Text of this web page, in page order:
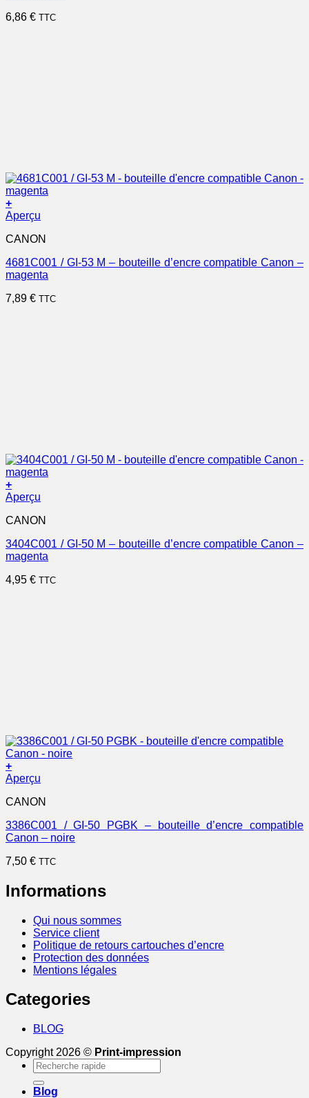
6,86 € TTC
+
Aperçu
CANON
4681C001 / GI-53 M – bouteille d’encre compatible Canon –
magenta
7,89 € TTC
+
Aperçu
CANON
3404C001 / GI-50 M – bouteille d’encre compatible Canon –
magenta
4,95 € TTC
+
Aperçu
CANON
3386C001 / GI-50 PGBK – bouteille d’encre compatible
Canon – noire
7,50 € TTC
Informations
Qui nous sommes
Service client
Politique de retours cartouches d’encre
Protection des données
Mentions légales
Categories
BLOG
Copyright 2026 © Print-impression
Recherche
pour :
Blog